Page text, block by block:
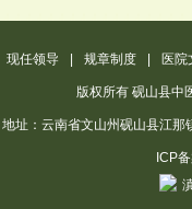
现任领导 规章制度 医院
版权所有 砚山县中
地址：云南省文山州砚山县江
ICP